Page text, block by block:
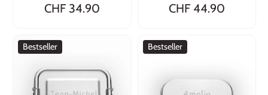
CHF 34.90 CHF 44.90
Bestseller Bestseller